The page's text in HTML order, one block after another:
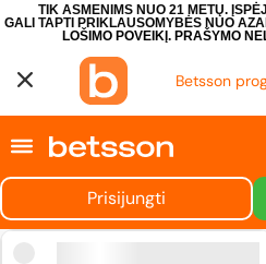
TIK ASMENIMS NUO 21 METŲ.
GALI TAPTI PRIKLAUSOMYBĖS NUO
LOŠIMO POVEIKĮ. PRAŠYMO
Betsson
Prisijungti